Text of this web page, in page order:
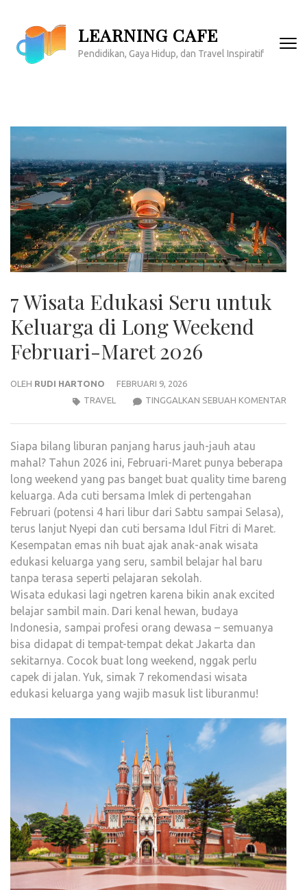
konten
(Tekan
LEARNING CAFE
Pendidikan, Gaya Hidup, dan Travel Inspiratif
7 Wisata Edukasi Seru untuk
Keluarga di Long Weekend
Februari-Maret 2026
OLEH RUDI HARTONO
FEBRUARI 9, 2026
TINGGALKAN SEBUAH KOMENTAR
TRAVEL
Siapa bilang liburan panjang harus jauh-jauh atau
mahal? Tahun 2026 ini, Februari-Maret punya beberapa
long weekend yang pas banget buat quality time bareng
keluarga. Ada cuti bersama Imlek di pertengahan
Februari (potensi 4 hari libur dari Sabtu sampai Selasa),
terus lanjut Nyepi dan cuti bersama Idul Fitri di Maret.
Kesempatan emas nih buat ajak anak-anak wisata
edukasi keluarga yang seru, sambil belajar hal baru
tanpa terasa seperti pelajaran sekolah.
Wisata edukasi lagi ngetren karena bikin anak excited
belajar sambil main. Dari kenal hewan, budaya
Indonesia, sampai profesi orang dewasa – semuanya
bisa didapat di tempat-tempat dekat Jakarta dan
sekitarnya. Cocok buat long weekend, nggak perlu
capek di jalan. Yuk, simak 7 rekomendasi wisata
edukasi keluarga yang wajib masuk list liburanmu!